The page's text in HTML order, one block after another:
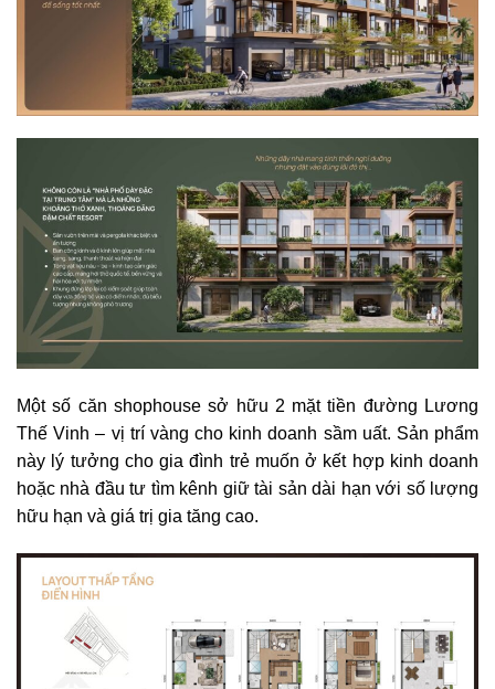
Một số căn shophouse sở hữu 2 mặt tiền đường Lương
Thế Vinh – vị trí vàng cho kinh doanh sầm uất. Sản phẩm
này lý tưởng cho gia đình trẻ muốn ở kết hợp kinh doanh
hoặc nhà đầu tư tìm kênh giữ tài sản dài hạn với số lượng
hữu hạn và giá trị gia tăng cao.